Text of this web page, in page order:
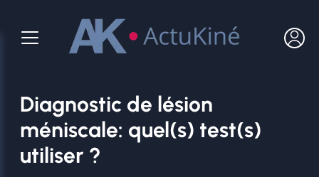
contenu
Diagnostic de lésion
méniscale: quel(s) test(s)
utiliser ?